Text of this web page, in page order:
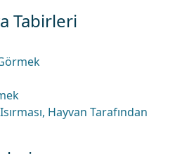
Tabirleri
Hayvan Tarafından